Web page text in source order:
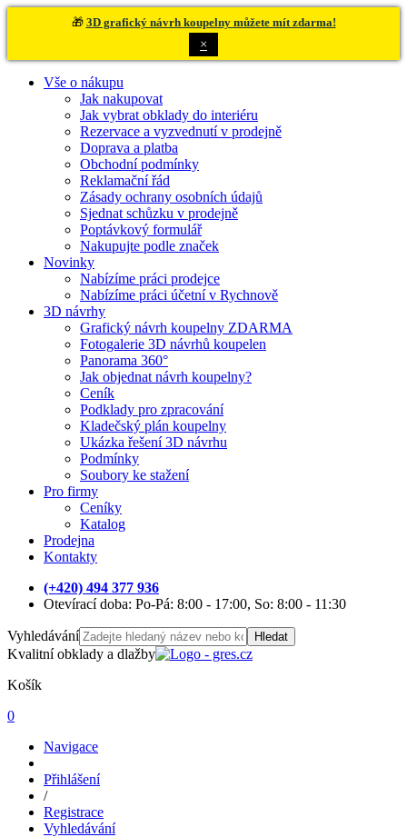
🎁 3D grafický návrh koupelny můžete mít zdarma!
×
Vše o nákupu
Jak nakupovat
Jak vybrat obklady do interiéru
Rezervace a vyzvednutí v prodejně
Doprava a platba
Obchodní podmínky
Reklamační řád
Zásady ochrany osobních údajů
Sjednat schůzku v prodejně
Poptávkový formulář
Nakupujte podle značek
Novinky
Nabízíme práci prodejce
Nabízíme práci účetní v Rychnově
3D návrhy
Grafický návrh koupelny ZDARMA
Fotogalerie 3D návrhů koupelen
Panorama 360°
Jak objednat návrh koupelny?
Ceník
Podklady pro zpracování
Kladečský plán koupelny
Ukázka řešení 3D návrhu
Podmínky
Soubory ke stažení
Pro firmy
Ceníky
Katalog
Prodejna
Kontakty
(+420) 494 377 936
Otevírací doba: Po-Pá: 8:00 - 17:00, So: 8:00 - 11:30
Vyhledávání Hledat
Kvalitní obklady a dlažby
Košík
0
Navigace
Přihlášení
/
Registrace
Vyhledávání